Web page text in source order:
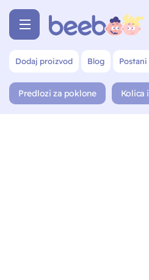
Dodaj proizvod Blog
Predlozi za poklone Kolica